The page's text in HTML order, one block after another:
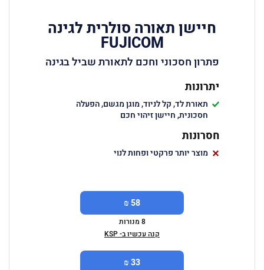
חיישן תאורה סולרית לגינה
FUJICOM
פתרון חסכוני וחכם לתאורת שביל בגינה
יתרונות
תאורת לד, קל לניוד, מוגן מגשם, הפעלה
חסכונית, חיישן זיהוי חכם
חסרונות
מוצר יותר פרקטי ופחות לנוי
58 ₪
8 מנורות
קנה עכשיו ב- KSP
33 ₪